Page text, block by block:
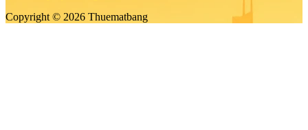
Copyright © 2026 Thuematbang